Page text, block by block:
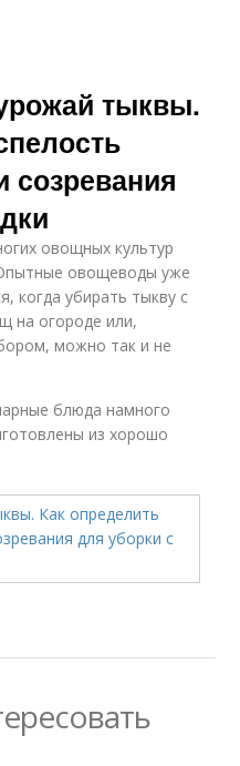
тыквы.
созревания
овощных культур
овощеводы уже
когда убирать тыкву с
на огороде или,
можно так и не
блюда намного
из хорошо